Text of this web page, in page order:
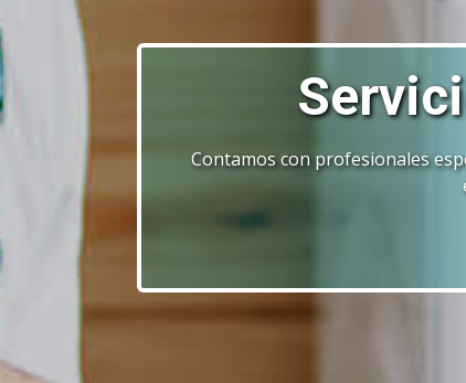
Contamos con profesionales